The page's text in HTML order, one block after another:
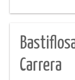
Carrera